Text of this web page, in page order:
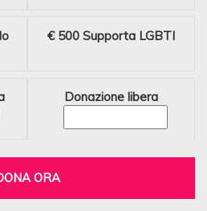
€ 500 Supporta LGBTI
Donazione libera
ORA